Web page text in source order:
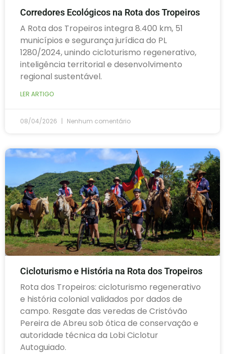
Corredores Ecológicos na Rota dos Tropeiros
A Rota dos Tropeiros integra 8.400 km, 51
municípios e segurança jurídica do PL
1280/2024, unindo cicloturismo regenerativo,
inteligência territorial e desenvolvimento
regional sustentável.
LER ARTIGO
08/04/2026 Nenhum comentário
Cicloturismo e História na Rota dos Tropeiros
Rota dos Tropeiros: cicloturismo regenerativo
e história colonial validados por dados de
campo. Resgate das veredas de Cristóvão
Pereira de Abreu sob ótica de conservação e
autoridade técnica da Lobi Ciclotur
Autoguiado.